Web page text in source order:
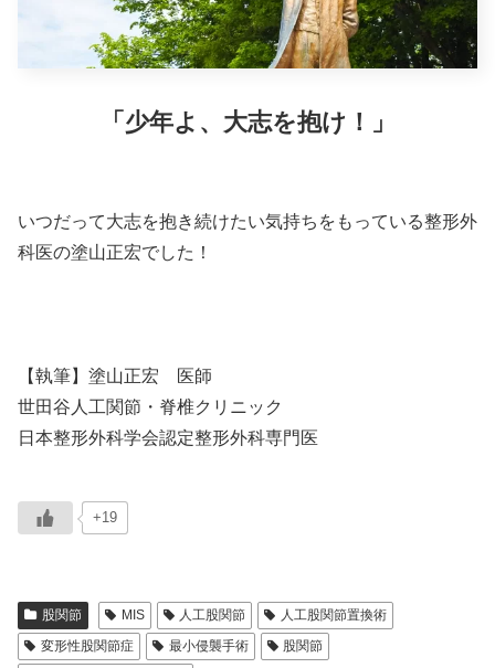
「少年よ、大志を抱け！」
いつだって大志を抱き続けたい気持ちをもっている整形外
科医の塗山正宏でした！
【執筆】塗山正宏 医師
世田谷人工関節・脊椎クリニック
日本整形外科学会認定整形外科専門医
+19
股関節 MIS 人工股関節
人工股関節置換術
変形性股関節症
最小侵襲手術
股関節